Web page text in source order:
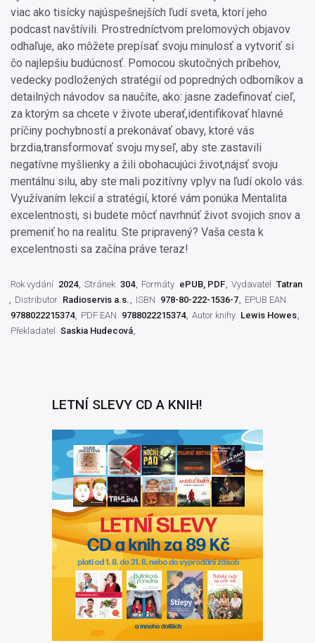
viac ako tisícky najúspešnejších ľudí sveta, ktorí jeho
podcast navštívili. Prostredníctvom prelomových objavov
odhaľuje, ako môžete prepísať svoju minulosť a vytvoriť si
čo najlepšiu budúcnosť. Pomocou skutočných príbehov,
vedecky podložených stratégií od popredných odborníkov a
detailných návodov sa naučíte, ako: jasne zadefinovať cieľ,
za ktorým sa chcete v živote uberať,identifikovať hlavné
príčiny pochybností a prekonávať obavy, ktoré vás
brzdia,transformovať svoju myseľ, aby ste zastavili
negatívne myšlienky a žili obohacujúci život,nájsť svoju
mentálnu silu, aby ste mali pozitívny vplyv na ľudí okolo vás.
Využívaním lekcií a stratégií, ktoré vám ponúka Mentalita
excelentnosti, si budete môcť navrhnúť život svojich snov a
premeniť ho na realitu. Ste pripravený? Vaša cesta k
excelentnosti sa začína práve teraz!
Rok vydání 2024 Stránek 304 Formáty ePUB, PDF Vydavatel
Tatran
Distributor Radioservis a.s. ISBN 978-80-222-1536-7
EPUB EAN
9788022215374
PDF EAN 9788022215374 Autor knihy Lewis Howes
Překladatel
Saskia Hudecová
LETNÍ SLEVY CD A KNIH!